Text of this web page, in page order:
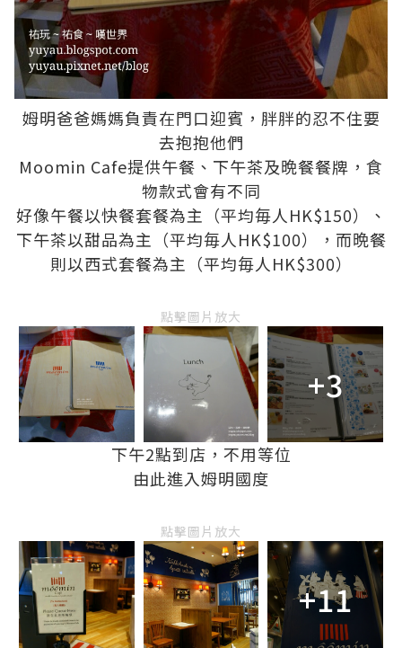
姆明爸爸媽媽負責在門口迎賓，胖胖的忍不住要
去抱抱他們
Moomin Cafe提供午餐、下午茶及晩餐餐牌，食
物款式會有不同
好像午餐以快餐套餐為主（平均毎人HK$150）、
下午茶以甜品為主（平均毎人HK$100），而晩餐
則以西式套餐為主（平均毎人HK$300）
點擊圖片放大
+3
下午2點到店，不用等位
由此進入姆明國度
點擊圖片放大
+11